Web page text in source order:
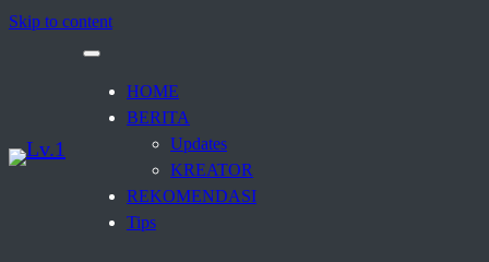
Skip to content
HOME
BERITA
Updates
KREATOR
REKOMENDASI
Tips